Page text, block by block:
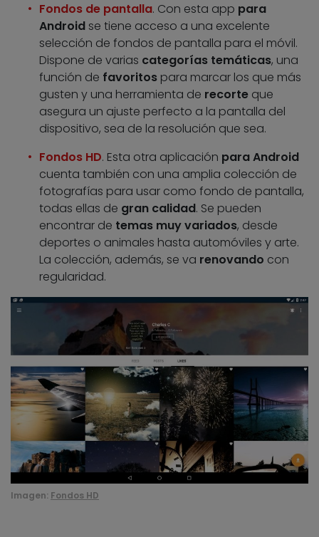
Fondos de pantalla. Con esta app para
Android se tiene acceso a una excelente
selección de fondos de pantalla para el móvil.
Dispone de varias categorías temáticas, una
función de favoritos para marcar los que más
gusten y una herramienta de recorte que
asegura un ajuste perfecto a la pantalla del
dispositivo, sea de la resolución que sea.
Fondos HD. Esta otra aplicación para Android
cuenta también con una amplia colección de
fotografías para usar como fondo de pantalla,
todas ellas de gran calidad. Se pueden
encontrar de temas muy variados, desde
deportes o animales hasta automóviles y arte.
La colección, además, se va renovando con
regularidad.
Imagen: Fondos HD